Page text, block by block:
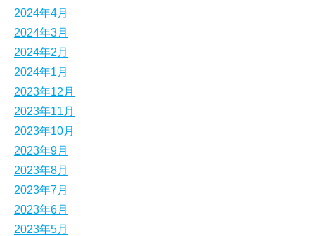
2024年4月
2024年3月
2024年2月
2024年1月
2023年12月
2023年11月
2023年10月
2023年9月
2023年8月
2023年7月
2023年6月
2023年5月